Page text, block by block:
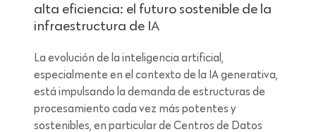
alta eficiencia: el futuro sostenible de la
infraestructura de IA
La evolución de la inteligencia artificial,
especialmente en el contexto de la IA generativa,
está impulsando la demanda de estructuras de
procesamiento cada vez más potentes y
sostenibles, en particular de Centros de Datos